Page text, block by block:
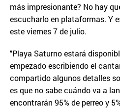
más impresionante? No hay
escucharlo en plataformas. Y
este viernes 7 de julio.
"Playa Saturno estará
empezado escribiendo el
compartido algunos detalles
es que no sabe cuándo va a
encontrarán 95% de perreo y